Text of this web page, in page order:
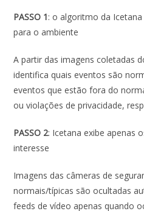
PASSO 1: o algoritmo da
para o ambiente
A partir das imagens coletadas
identifica quais eventos são
eventos que estão fora do
ou violações de privacidade,
PASSO 2: Icetana exibe apenas
interesse
Imagens das câmeras de
normais/típicas são ocultadas
feeds de vídeo apenas quando